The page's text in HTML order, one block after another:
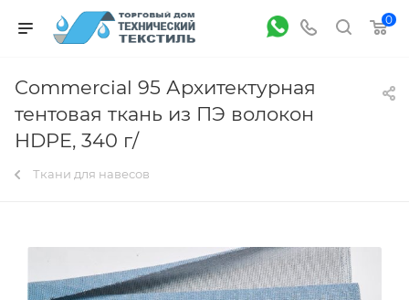
0
Commercial 95 Архитектурная
тентовая ткань из ПЭ волокон
HDPE, 340 г/
Ткани для навесов